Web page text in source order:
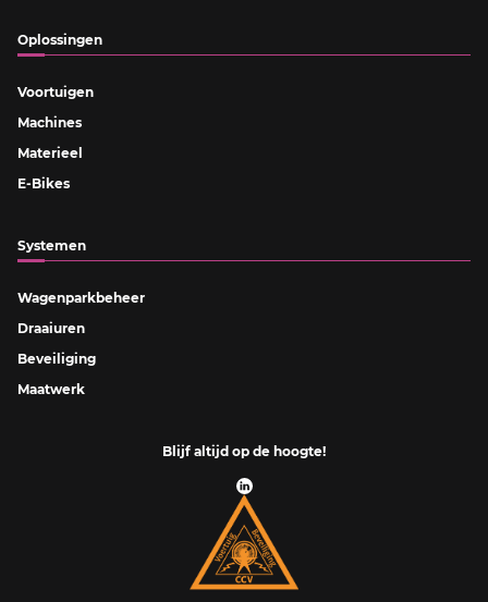
Oplossingen
Voortuigen
Machines
Materieel
E-Bikes
Systemen
Wagenparkbeheer
Draaiuren
Beveiliging
Maatwerk
Blijf altijd op de hoogte!